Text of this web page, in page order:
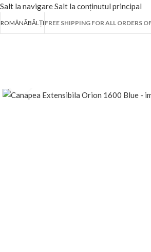
Salt la navigareSalt la conținutul principal
ROMÂNĂBĂLȚI FREE SHIPPING FOR ALL ORDERS